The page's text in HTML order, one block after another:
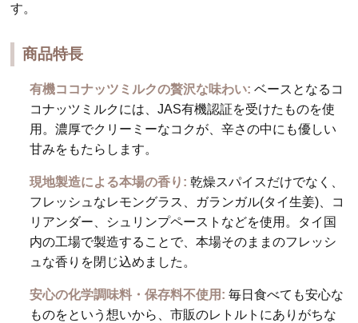
す。
商品特長
有機ココナッツミルクの贅沢な味わい: ベースとなるコ
コナッツミルクには、JAS有機認証を受けたものを使
用。濃厚でクリーミーなコクが、辛さの中にも優しい
甘みをもたらします。
現地製造による本場の香り: 乾燥スパイスだけでなく、
フレッシュなレモングラス、ガランガル(タイ生姜)、コ
リアンダー、シュリンプペーストなどを使用。タイ国
内の工場で製造することで、本場そのままのフレッシ
ュな香りを閉じ込めました。
安心の化学調味料・保存料不使用: 毎日食べても安心な
ものをという想いから、市販のレトルトにありがちな